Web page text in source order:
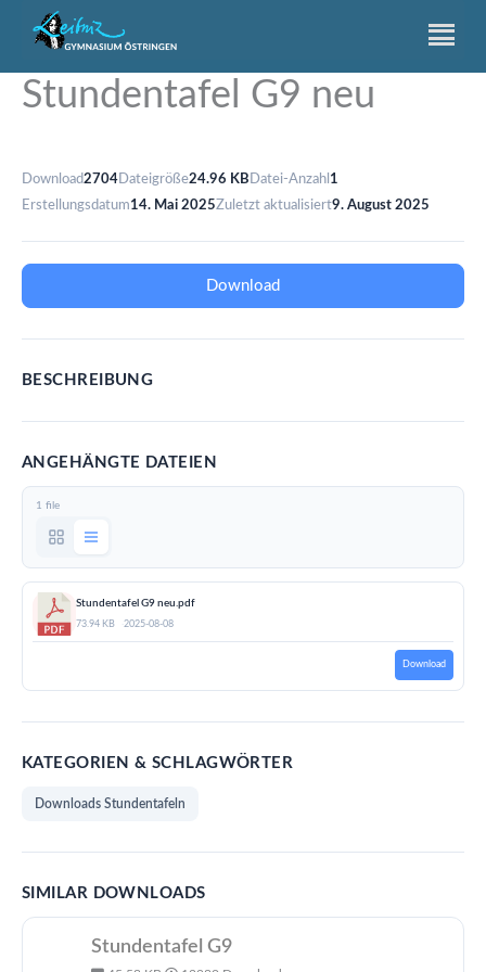
Stundentafel G9 neu
Download2704 Dateigröße24.96 KB Datei-Anzahl 1
Erstellungsdatum14. Mai 2025Zuletzt aktualisiert9. August 2025
Download
BESCHREIBUNG
ANGEHÄNGTE DATEIEN
1 file
Stundentafel G9 neu.pdf
73.94 KB 2025-08-08
Download
KATEGORIEN & SCHLAGWÖRTER
Downloads Stundentafeln
SIMILAR DOWNLOADS
Stundentafel G9